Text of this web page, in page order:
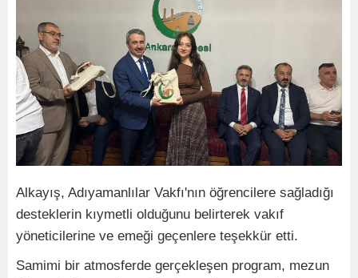
Alkayış, Adıyamanlılar Vakfı'nın öğrencilere sağladığı
desteklerin kıymetli olduğunu belirterek vakıf
yöneticilerine ve emeği geçenlere teşekkür etti.
Samimi bir atmosferde gerçekleşen program, mezun